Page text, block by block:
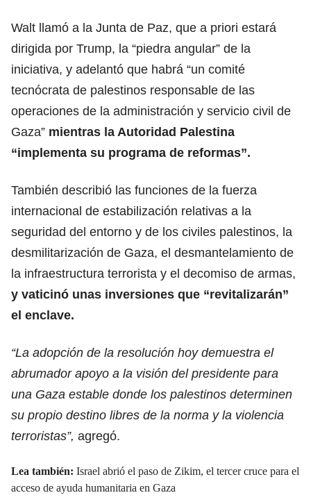
Walt llamó a la Junta de Paz, que a priori estará
dirigida por Trump, la “piedra angular” de la
iniciativa, y adelantó que habrá “un comité
tecnócrata de palestinos responsable de las
operaciones de la administración y servicio civil de
Gaza” mientras la Autoridad Palestina
“implementa su programa de reformas”.
También describió las funciones de la fuerza
internacional de estabilización relativas a la
seguridad del entorno y de los civiles palestinos, la
desmilitarización de Gaza, el desmantelamiento de
la infraestructura terrorista y el decomiso de armas,
y vaticinó unas inversiones que “revitalizarán”
el enclave.
“La adopción de la resolución hoy demuestra el
abrumador apoyo a la visión del presidente para
una Gaza estable donde los palestinos determinen
su propio destino libres de la norma y la violencia
terroristas”, agregó.
Lea también: Israel abrió el paso de Zikim, el tercer cruce para el
acceso de ayuda humanitaria en Gaza